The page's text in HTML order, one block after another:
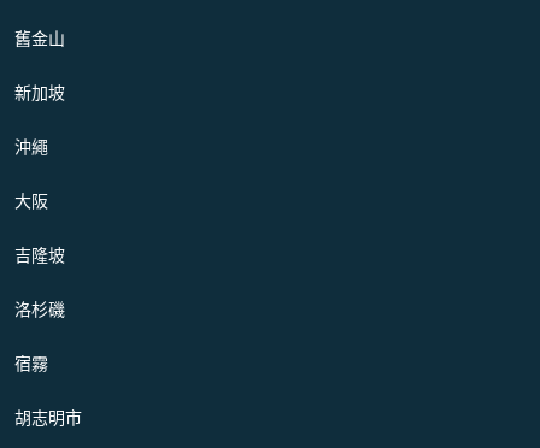
舊金山
新加坡
沖繩
大阪
吉隆坡
洛杉磯
宿霧
胡志明市